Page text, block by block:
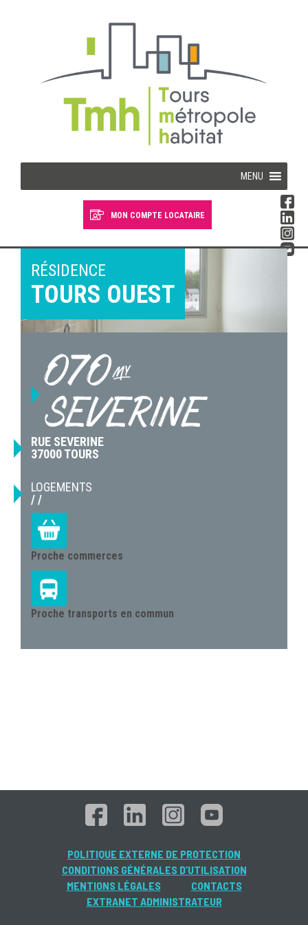
MENU
MON COMPTE LOCATAIRE
Devenir locataire Devenir propriétaire
Je suis locataire
RÉSIDENCE
TOURS OUEST
070-
SEVERINE
RUE SEVERINE
37000 TOURS
LOGEMENTS
/ /
Proche commerces
Proche transports en commun
POLITIQUE EXTERNE DE PROTECTION
CONDITIONS GÉNÉRALES D’UTILISATION
MENTIONS LÉGALES
CONTACTS
EXTRANET ADMINISTRATEUR